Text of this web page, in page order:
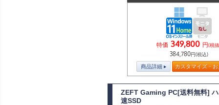
特価 349,800 円(税
384,780円(税込)
商品詳細 カスタマイズ・
ZEFT Gaming PC[送料無料]
速SSD